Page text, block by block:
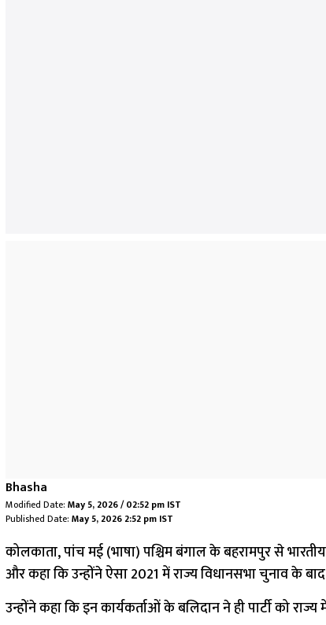
Bhasha
Modified Date: May 5, 2026 / 02:52 pm IST
Published Date: May 5, 2026 2:52 pm IST
कोलकाता, पांच मई (भाषा) पश्चिम बंगाल के बहरामपुर से
और कहा कि उन्होंने ऐसा 2021 में राज्य विधानसभा चुनाव के
उन्होंने कहा कि इन कार्यकर्ताओं के बलिदान ने ही पार्टी को राज्य